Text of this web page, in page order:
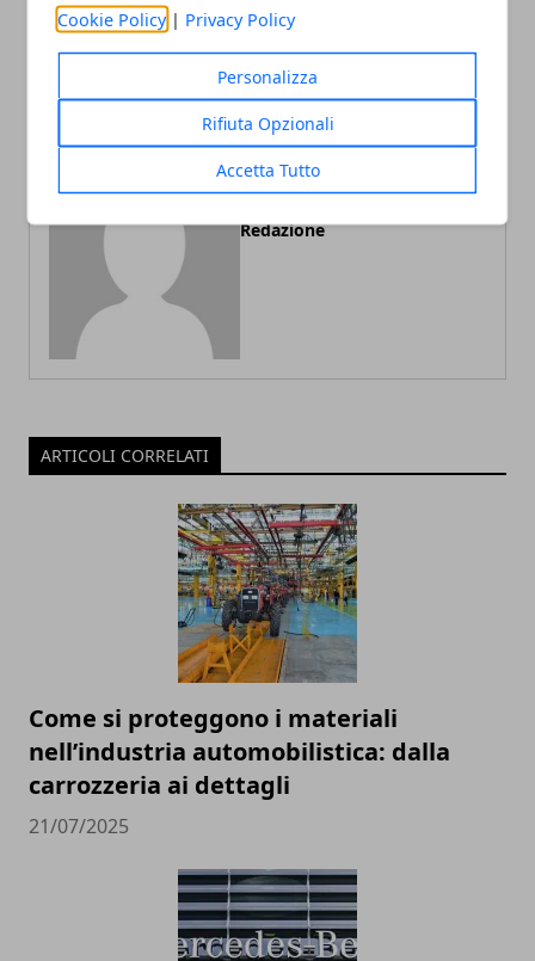
Cookie Policy | Privacy Policy
Personalizza
Rifiuta Opzionali
Accetta Tutto
Redazione
ARTICOLI CORRELATI
Come si proteggono i materiali
nell’industria automobilistica: dalla
carrozzeria ai dettagli
21/07/2025